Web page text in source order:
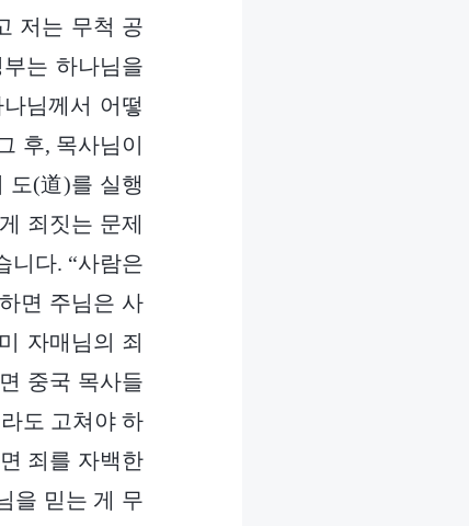
저는 무척 공
는 하나님을
님께서 어떻
후, 목사님이
도(道)를 실행
죄짓는 문제
니다. “사람은
면 주님은 사
자매님의 죄
중국 목사들
도 고쳐야 하
죄를 자백한
을 믿는 게 무